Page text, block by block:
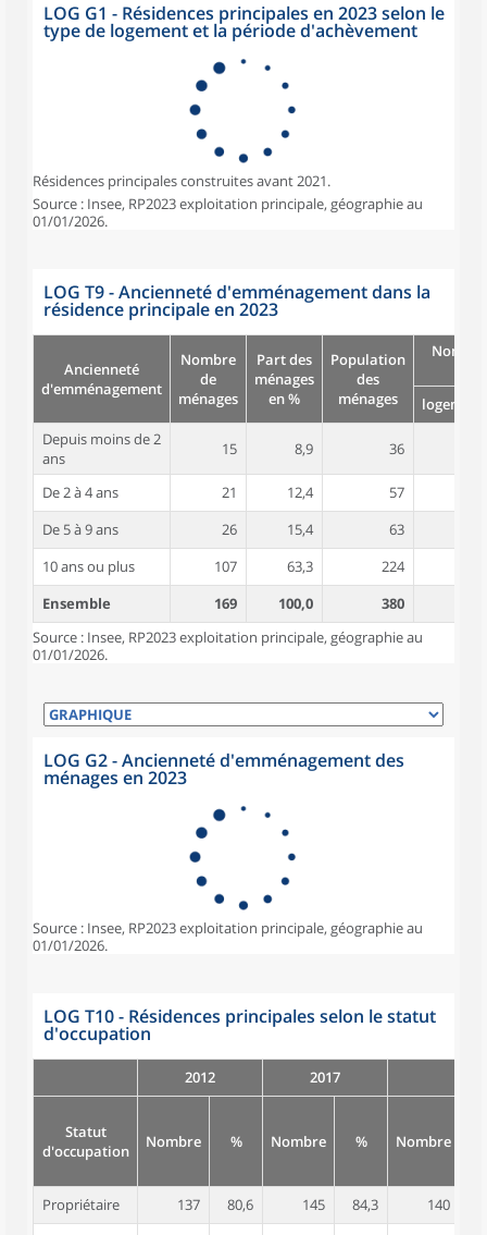
LOG G1 - Résidences principales en 2023 selon le
type de logement et la période d'achèvement
Résidences principales construites avant 2021.
Source : Insee, RP2023 exploitation principale, géographie au
01/01/2026.
LOG T9 - Ancienneté d'emménagement dans la
résidence principale en 2023
Ancienneté
d'emménagement
Nombre
de
ménages
Part des
ménages
en %
Population
des
ménages
logement
Depuis moins de 2
ans
15 8,9 36
De 2 à 4 ans 21 12,4 57
De 5 à 9 ans
26 15,4 63
10 ans ou plus
107 63,3 224
Ensemble
169 100,0 380
Source : Insee, RP2023 exploitation principale, géographie au
01/01/2026.
LOG G2 - Ancienneté d'emménagement des
ménages en 2023
Source : Insee, RP2023 exploitation principale, géographie au
01/01/2026.
LOG T10 - Résidences principales selon le statut
d'occupation
2012 2017
Statut
d'occupation
Nombre % Nombre % Nombre
Propriétaire 137 80,6 145 84,3 140